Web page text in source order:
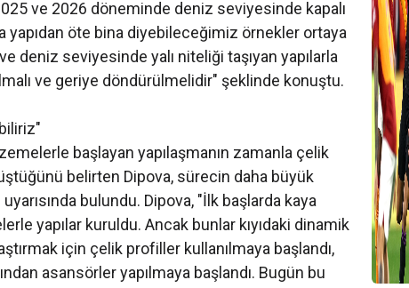
ve 2026 döneminde deniz seviyesinde kapalı
yapıdan öte bina diyebileceğimiz örnekler ortaya
ve deniz seviyesinde yalı niteliği taşıyan yapılarla
ve geriye döndürülmelidir" şeklinde konuştu.
başlayan yapılaşmanın zamanla çelik
belirten Dipova, sürecin daha büyük
bulundu. Dipova, "İlk başlarda kaya
yapılar kuruldu. Ancak bunlar kıyıdaki dinamik
için çelik profiller kullanılmaya başlandı,
asansörler yapılmaya başlandı. Bugün bu